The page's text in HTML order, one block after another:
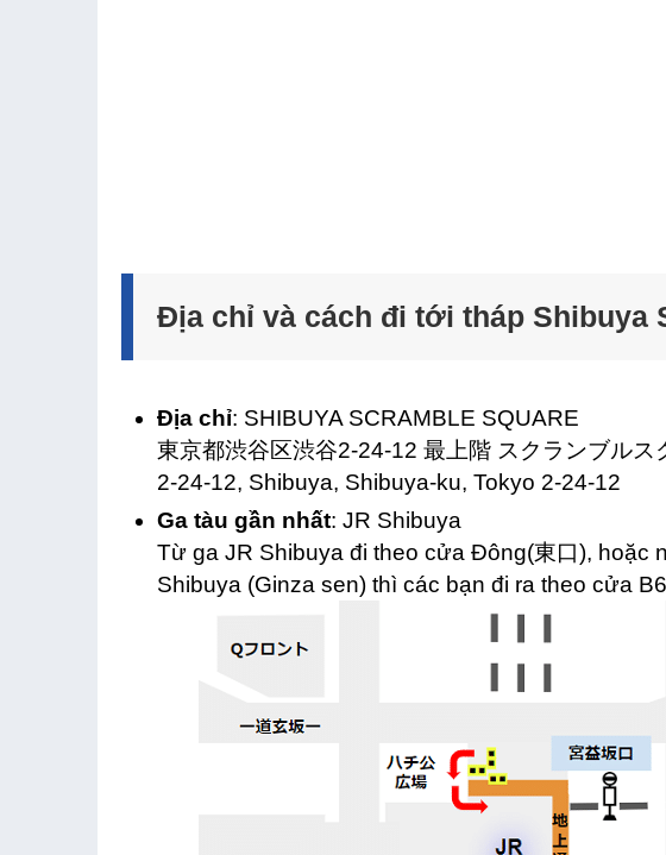
Địa chỉ và cách đi tới tháp Shibuya
Địa chỉ: SHIBUYA SCRAMBLE SQUARE
東京都渋谷区渋谷2-24-12 最上階 スクランブルス
2-24-12, Shibuya, Shibuya-ku, Tokyo 2-24-12
Ga tàu gần nhất: JR Shibuya
Từ ga JR Shibuya đi theo cửa Đông(東口), hoặc
Shibuya (Ginza sen) thì các bạn đi ra theo cửa